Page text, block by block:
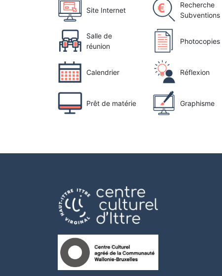
Site Internet
Salle de
réunion
Calendrier
Prêt de matérie
Recherche
Subventions
Photocopies
Réflexion
Graphisme